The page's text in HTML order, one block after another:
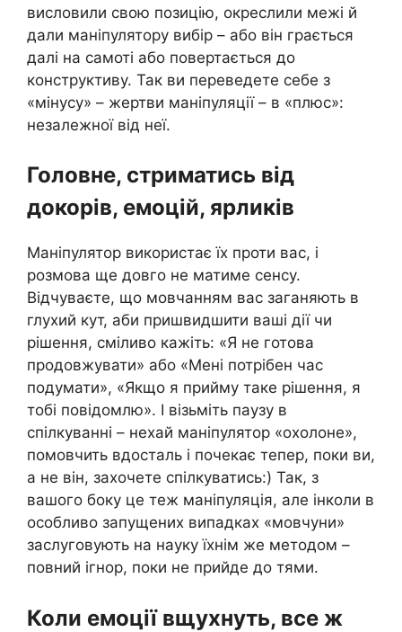
висловили свою позицію, окреслили межі й
дали маніпулятору вибір – або він грається
далі на самоті або повертається до
конструктиву. Так ви переведете себе з
«мінусу» – жертви маніпуляції – в «плюс»:
незалежної від неї.
Головне, стриматись від
докорів, емоцій, ярликів
Маніпулятор використає їх проти вас, і
розмова ще довго не матиме сенсу.
Відчуваєте, що мовчанням вас заганяють в
глухий кут, аби пришвидшити ваші дії чи
рішення, сміливо кажіть: «Я не готова
продовжувати» або «Мені потрібен час
подумати», «Якщо я прийму таке рішення, я
тобі повідомлю». І візьміть паузу в
спілкуванні – нехай маніпулятор «охолоне»,
помовчить вдосталь і почекає тепер, поки ви,
а не він, захочете спілкуватись:) Так, з
вашого боку це теж маніпуляція, але інколи в
особливо запущених випадках «мовчуни»
заслуговують на науку їхнім же методом –
повний ігнор, поки не прийде до тями.
Коли емоції вщухнуть, все ж